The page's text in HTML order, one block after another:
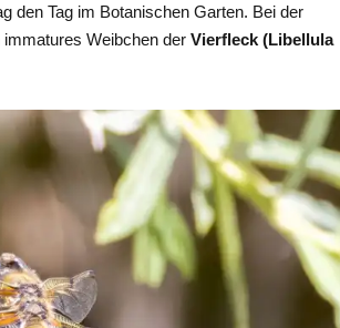
den Tag im Botanischen Garten. Bei der
Weibchen der Vierfleck (Libellula